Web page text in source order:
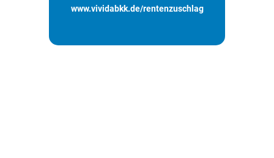
www.vividabkk.de/rentenzuschlag